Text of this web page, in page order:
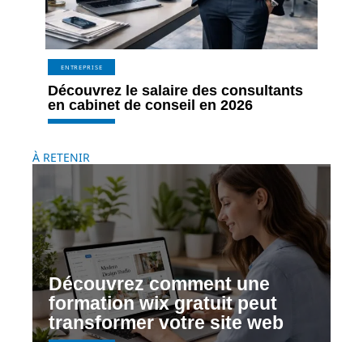
ENTREPRISE
Découvrez le salaire des consultants
en cabinet de conseil en 2026
À RETENIR
Découvrez comment une
formation wix gratuit peut
transformer votre site web